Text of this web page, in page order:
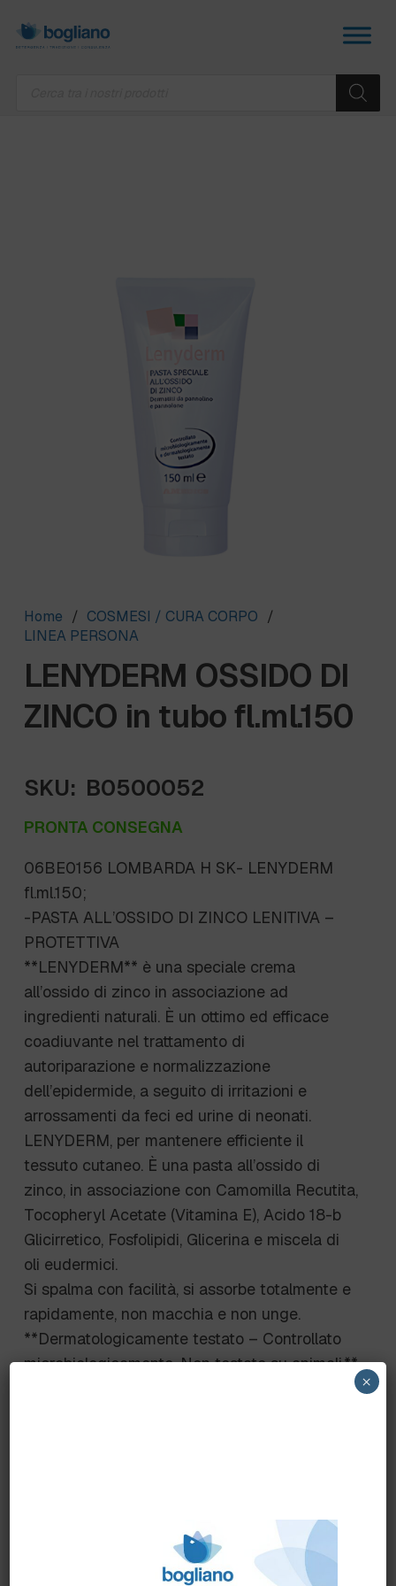
Home / COSMESI / CURA CORPO /
LINEA PERSONA
LENYDERM OSSIDO DI
ZINCO in tubo fl.ml.150
SKU: B0500052
PRONTA CONSEGNA
06BE0156 LOMBARDA H SK- LENYDERM
fl.ml.150;
-PASTA ALL’OSSIDO DI ZINCO LENITIVA –
PROTETTIVA
**LENYDERM** è una speciale crema
all’ossido di zinco in associazione ad
ingredienti naturali. È un ottimo ed efficace
coadiuvante nel trattamento di
autoriparazione e normalizzazione
dell’epidermide, a seguito di irritazioni e
arrossamenti da feci ed urine di neonati.
LENYDERM, per mantenere efficiente il
tessuto cutaneo. È una pasta all’ossido di
zinco, in associazione con Camomilla Recutita,
Tocopheryl Acetate (Vitamina E), Acido 18-b
Glicirretico, Fosfolipidi, Glicerina e miscela di
oli eudermici.
Si spalma con facilità, si assorbe totalmente e
rapidamente, non macchia e non unge.
**Dermatologicamente testato – Controllato
microbiologicamente. Non testato su animali.**
non occlusivo e senza effetto bianco, per
migliorare il trofismo della cute cronicamente
×